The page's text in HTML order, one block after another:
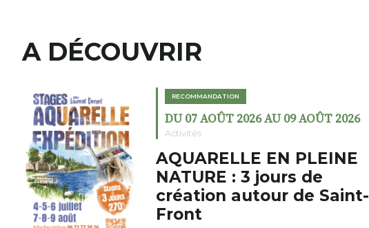
A DÉCOUVRIR
RECOMMANDATION
DU 07 AOÛT 2026 AU 09 AOÛT 2026
Activités
AQUARELLE EN PLEINE
NATURE : 3 jours de
création autour de Saint-
Front